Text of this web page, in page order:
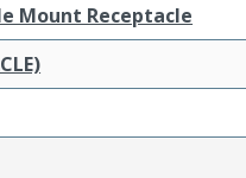
Mount Receptacle